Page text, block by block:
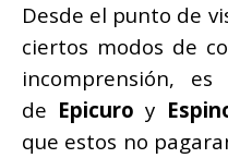
Desde el punto de
ciertos modos de
incomprensión,
de Epicuro y
que estos no